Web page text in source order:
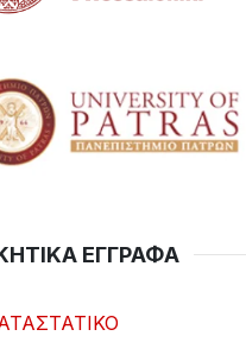
ΕΓΓΡΑΦΑ